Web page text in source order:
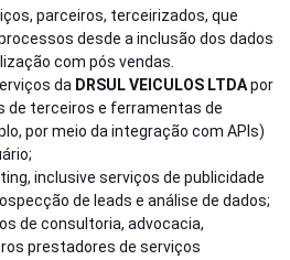
parceiros, terceirizados, que
desde a inclusão dos dados
com pós vendas.
da DRSUL VEICULOS LTDApor
de terceiros e ferramentas de
por meio da integração com APIs)
inclusive serviços de publicidade
de leads e análise de dados;
de consultoria, advocacia,
prestadores de serviços